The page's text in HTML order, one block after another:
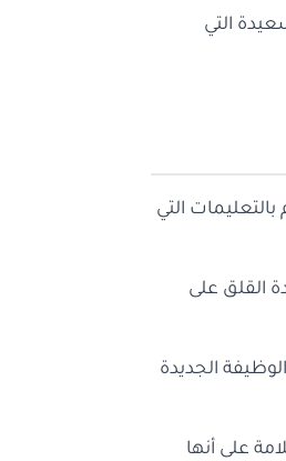
التي
التي
القلق على
الجديدة
على أنها